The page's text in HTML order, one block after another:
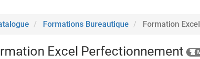
Formations Bureautique Formation
Excel Perfectionnement